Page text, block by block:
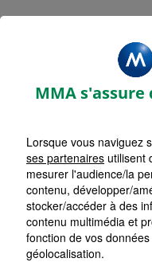
Rechercher une
Commencez à taper
Aucune suggestion
LISTE AGENCES
HORAIRES D'AUJOURD'HUI
Fermée
2 CAEN BD DUNOIS
HORAIRES D'AUJOURD'HUI
Fermée
MMA
Lorsque vous naviguez
ses partenaires utilisent
mesurer l'audience/la
contenu, développer/
stocker/accéder à des
contenu multimédia et
fonction de vos
géolocalisation.